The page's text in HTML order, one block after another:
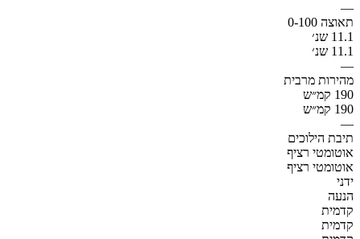
—
תאוצה 0-100
11.1 שנ׳
11.1 שנ׳
—
מהירות מרבית
190 קמ״ש
190 קמ״ש
—
תיבת הילוכים
אוטומטי רציף
אוטומטי רציף
ידני
הנעה
קדמית
קדמית